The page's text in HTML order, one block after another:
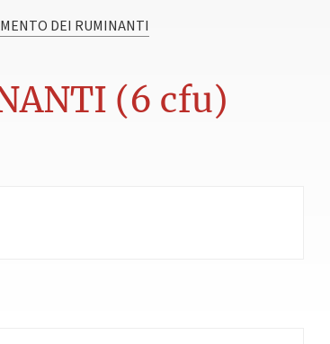
DEI RUMINANTI
(6 cfu)